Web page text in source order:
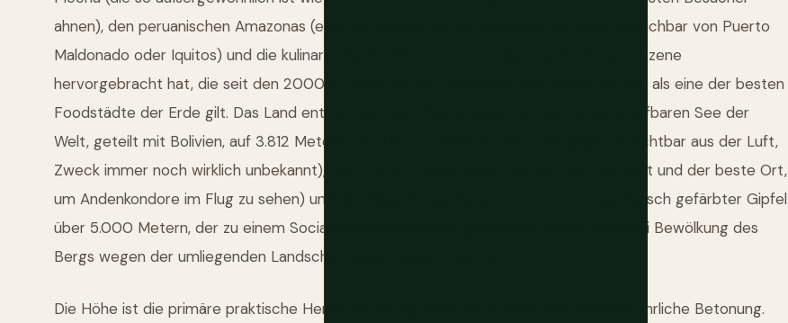
ahnen), den peruanischen Amazonas (eine der biodiversesten Regionen der Erde, erreichbar von Puerto
Maldonado oder Iquitos) und die kulinarische Tradition von Lima, die eine Restaurant-Szene
hervorgebracht hat, die seit den 2000er Jahren an der Weltspitze mitmischt und nun als eine der besten
Foodstädte der Erde gilt. Das Land enthält auch den Titicacasee (den höchsten schiffbaren See der
Welt, geteilt mit Bolivien, auf 3.812 Metern), die Nazca-Linien (enorme Geoglyphen, sichtbar aus der Luft,
Zweck immer noch wirklich unbekannt), den Colca-Canyon (einer der tiefsten der Welt und der beste Ort,
um Andenkondore im Flug zu sehen) und den Regenbogenberg (Vinicunca, ein geologisch gefärbter Gipfel
über 5.000 Metern, der zu einem Social-Media-Phänomen geworden ist und auch bei Bewölkung des
Bergs wegen der umliegenden Landschaft einen Besuch wert ist).
Die Höhe ist die primäre praktische Herausforderung jeder Peru-Reise und verdient ehrliche Betonung.